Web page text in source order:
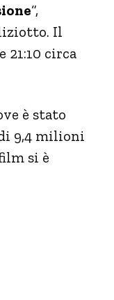
“,
Il
21:10 circa
è stato
9,4 milioni
si è